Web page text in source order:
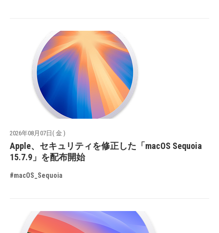
2026年08月07日( 金 )
Apple、セキュリティを修正した「macOS Sequoia
15.7.9」を配布開始
#macOS_Sequoia